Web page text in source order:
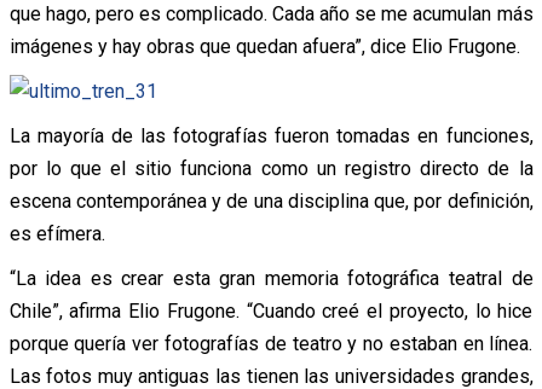
que hago, pero es complicado. Cada año se me acumulan más
imágenes y hay obras que quedan afuera”, dice Elio Frugone.
La mayoría de las fotografías fueron tomadas en funciones,
por lo que el sitio funciona como un registro directo de la
escena contemporánea y de una disciplina que, por definición,
es efímera.
“La idea es crear esta gran memoria fotográfica teatral de
Chile”, afirma Elio Frugone. “Cuando creé el proyecto, lo hice
porque quería ver fotografías de teatro y no estaban en línea.
Las fotos muy antiguas las tienen las universidades grandes,